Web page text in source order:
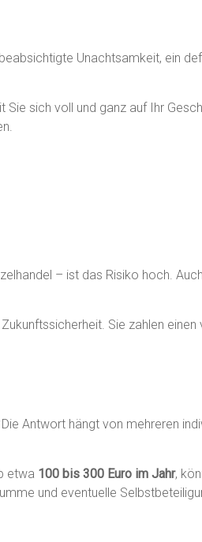
Unachtsamkeit, ein
sich voll und ganz auf Ihr
– ist das Risiko hoch.
Sie zahlen
Antwort hängt von mehreren
etwa 100 bis 300 Euro im Jahr,
und eventuelle